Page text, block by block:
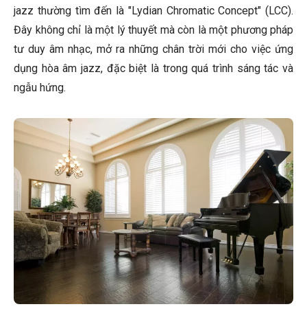
jazz thường tìm đến là "Lydian Chromatic Concept" (LCC).
Đây không chỉ là một lý thuyết mà còn là một phương pháp
tư duy âm nhạc, mở ra những chân trời mới cho việc ứng
dụng hòa âm jazz, đặc biệt là trong quá trình sáng tác và
ngẫu hứng.